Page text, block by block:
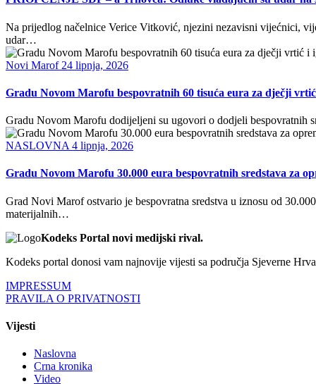
Na prijedlog načelnice Verice Vitković, njezini nezavisni vijećnici,
udar…
Novi Marof24 lipnja, 2026
Gradu Novom Marofu bespovratnih 60 tisuća eura za dječji
Gradu Novom Marofu dodijeljeni su ugovori o dodjeli bespovratnih
NASLOVNA 4 lipnja, 2026
Gradu Novom Marofu 30.000 eura bespovratnih sredstava za
Grad Novi Marof ostvario je bespovratna sredstva u iznosu od
materijalnih…
Kodeks Portal novi medijski rival.
Kodeks portal donosi vam najnovije vijesti sa područja Sjeverne
IMPRESSUM
PRAVILA O PRIVATNOSTI
Vijesti
Naslovna
Crna kronika
Video